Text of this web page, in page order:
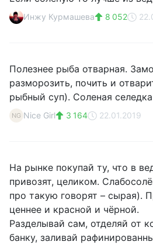
Инжу Курмашева 8 052
Полезнее рыба отварная.
разморозить, почить и
рыбный суп). Соленая
NG Nice Girl 3 164 22.01.2019
На рынке покупай ту, что в
привозят, целиком.
про такую говорят – сырая).
ценнее и красной и чёрной.
Разделывай сам, отделяй от
банку, заливай